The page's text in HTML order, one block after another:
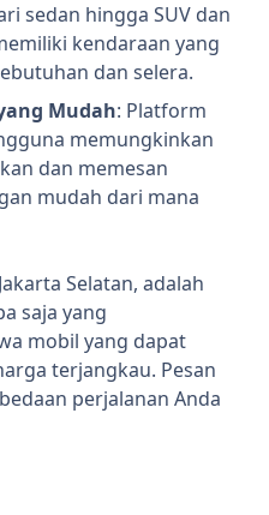
sedan hingga SUV dan
kendaraan yang
dan selera.
Mudah: Platform
memungkinkan
dan memesan
mudah dari mana
Selatan, adalah
saja yang
mobil yang dapat
terjangkau. Pesan
perjalanan Anda